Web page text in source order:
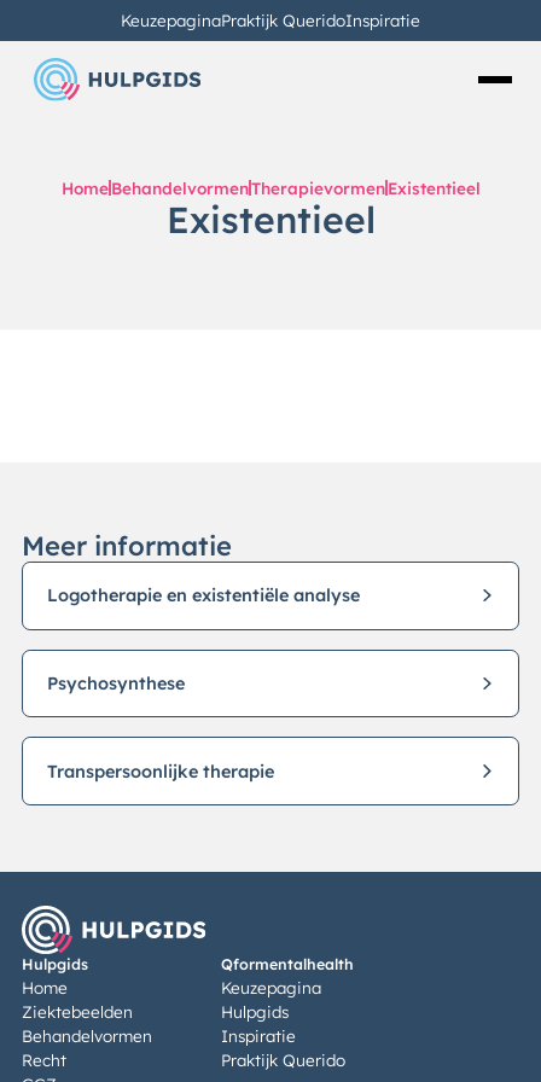
KeuzepaginaPraktijk QueridoInspiratie
Home BehandelvormenTherapievormen Existentieel
Existentieel
Meer informatie
Logotherapie en existentiële analyse
Psychosynthese
Transpersoonlijke therapie
Hulpgids
Home
Ziektebeelden
Behandelvormen
Recht
Qformentalhealth
Keuzepagina
Hulpgids
Inspiratie
Praktijk Querido